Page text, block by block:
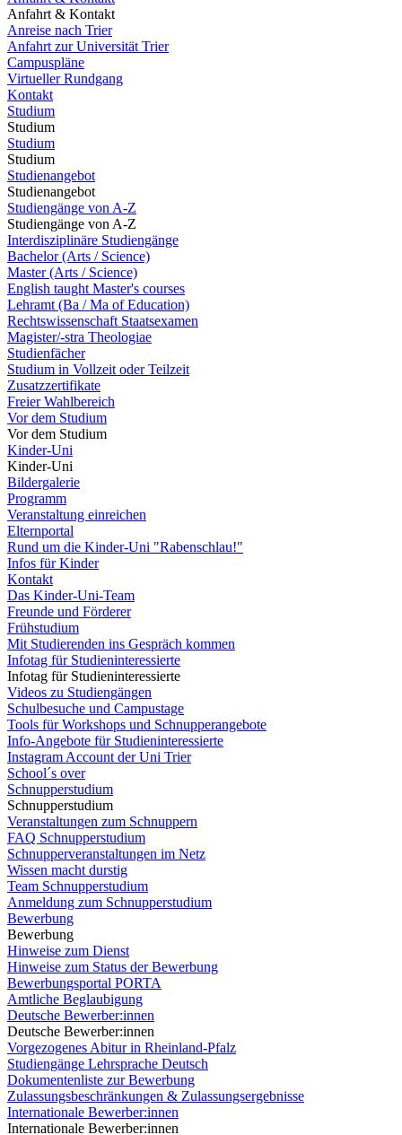
Anfahrt & Kontakt
Anreise nach Trier
Anfahrt zur Universität Trier
Campuspläne
Virtueller Rundgang
Kontakt
Studium
Studium
Studium
Studium
Studienangebot
Studienangebot
Studiengänge von A-Z
Studiengänge von A-Z
Interdisziplinäre Studiengänge
Bachelor (Arts / Science)
Master (Arts / Science)
English taught Master's courses
Lehramt (Ba / Ma of Education)
Rechtswissenschaft Staatsexamen
Magister/-stra Theologiae
Studienfächer
Studium in Vollzeit oder Teilzeit
Zusatzzertifikate
Freier Wahlbereich
Vor dem Studium
Vor dem Studium
Kinder-Uni
Kinder-Uni
Bildergalerie
Programm
Veranstaltung einreichen
Elternportal
Rund um die Kinder-Uni "Rabenschlau!"
Infos für Kinder
Kontakt
Das Kinder-Uni-Team
Freunde und Förderer
Frühstudium
Mit Studierenden ins Gespräch kommen
Infotag für Studieninteressierte
Infotag für Studieninteressierte
Videos zu Studiengängen
Schulbesuche und Campustage
Tools für Workshops und Schnupperangebote
Info-Angebote für Studieninteressierte
Instagram Account der Uni Trier
School´s over
Schnupperstudium
Schnupperstudium
Veranstaltungen zum Schnuppern
FAQ Schnupperstudium
Schnupperveranstaltungen im Netz
Wissen macht durstig
Team Schnupperstudium
Anmeldung zum Schnupperstudium
Bewerbung
Bewerbung
Hinweise zum Dienst
Hinweise zum Status der Bewerbung
Bewerbungsportal PORTA
Amtliche Beglaubigung
Deutsche Bewerber:innen
Deutsche Bewerber:innen
Vorgezogenes Abitur in Rheinland-Pfalz
Studiengänge Lehrsprache Deutsch
Dokumentenliste zur Bewerbung
Zulassungsbeschränkungen & Zulassungsergebnisse
Internationale Bewerber:innen
Internationale Bewerber:innen